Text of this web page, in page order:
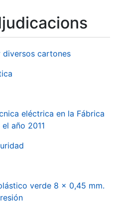
diversos cartones
eléctrica en la Fábrica
año 2011
verde 8 x 0,45 mm.